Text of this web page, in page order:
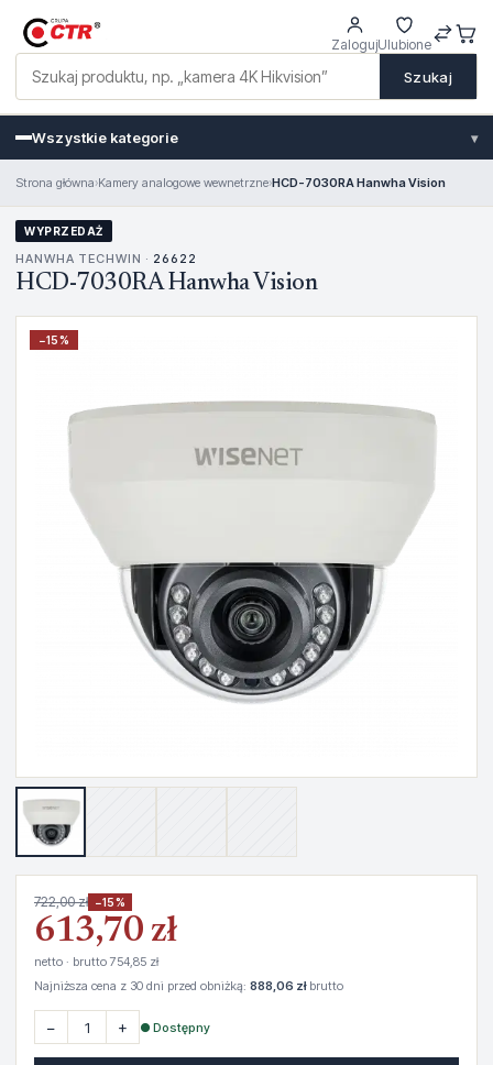
Szukaj
ZalogujUlubione
Wszystkie kategorie ▾
Strona główna›Kamery analogowe wewnetrzne›HCD-7030RA Hanwha Vision
WYPRZEDAŻ
HANWHA TECHWIN · 26622
HCD-7030RA Hanwha Vision
−15%
722,00 zł −15%
613,70 zł
netto · brutto 754,85 zł
Najniższa cena z 30 dni przed obniżką: 888,06 złbrutto
− + ● Dostępny